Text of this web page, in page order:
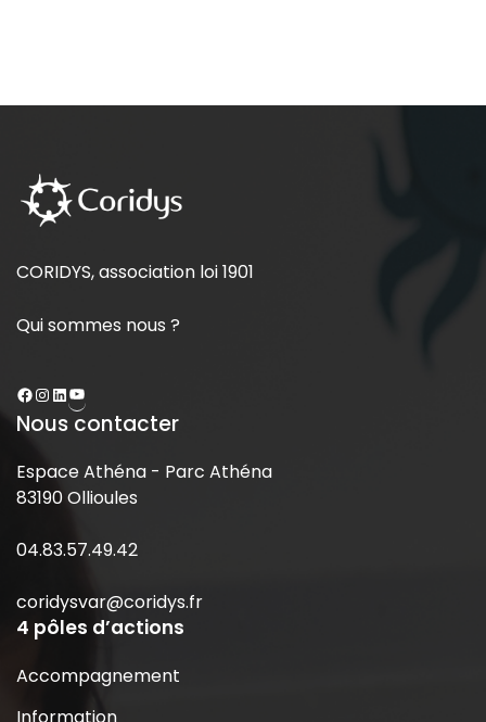
CORIDYS, association loi 1901
Qui sommes nous ?
Nous contacter
Espace Athéna - Parc Athéna
83190 Ollioules
04.83.57.49.42
coridysvar@coridys.fr
4 pôles d’actions
Accompagnement